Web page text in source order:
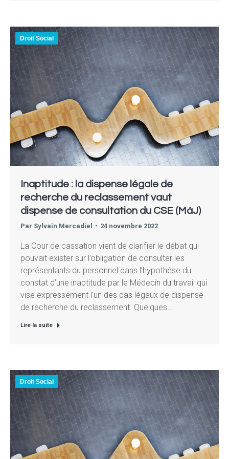
Droit Social
Inaptitude : la dispense légale de
recherche du reclassement vaut
dispense de consultation du CSE (MàJ)
Par Sylvain Mercadiel 24 novembre 2022
La Cour de cassation vient de clarifier le débat qui
pouvait exister sur l’obligation de consulter les
représentants du personnel dans l’hypothèse du
constat d’une inaptitude par le Médecin du travail qui
vise expressément l’un des cas légaux de dispense
de recherche du reclassement. Quelques…
Lire la suite
Droit Social